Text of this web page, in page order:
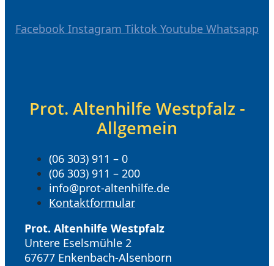
Facebook Instagram Tiktok Youtube Whatsapp
Prot. Altenhilfe Westpfalz -
Allgemein
(06 303) 911 – 0
(06 303) 911 – 200
info@prot-altenhilfe.de
Kontaktformular
Prot. Altenhilfe Westpfalz
Untere Eselsmühle 2
67677 Enkenbach-Alsenborn